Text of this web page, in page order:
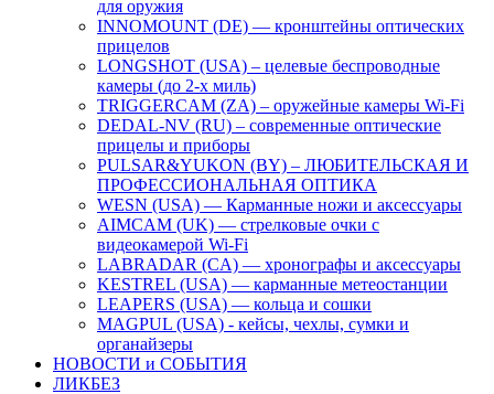
для оружия
INNOMOUNT (DE) — кронштейны оптических
прицелов
LONGSHOT (USA) – целевые беспроводные
камеры (до 2-х миль)
TRIGGERCAM (ZA) – оружейные камеры Wi-Fi
DEDAL-NV (RU) – современные оптические
прицелы и приборы
PULSAR&YUKON (BY) – ЛЮБИТЕЛЬСКАЯ И
ПРОФЕССИОНАЛЬНАЯ ОПТИКА
WESN (USA) — Карманные ножи и аксессуары
AIMCAM (UK) — стрелковые очки с
видеокамерой Wi-Fi
LABRADAR (CA) — хронографы и аксессуары
KESTREL (USA) — карманные метеостанции
LEAPERS (USA) — кольца и сошки
MAGPUL (USA) - кейсы, чехлы, сумки и
органайзеры
НОВОСТИ и СОБЫТИЯ
ЛИКБЕЗ